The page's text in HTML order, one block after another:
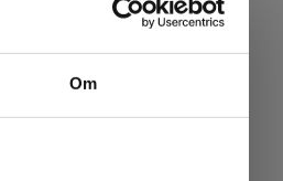
Om
betala mot faktura
hos oss.